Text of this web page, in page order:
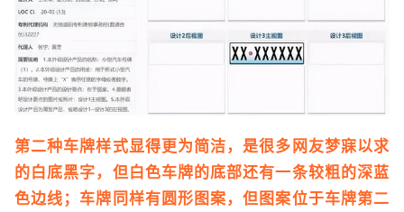
第二种车牌样式显得更为简洁，是很多网友梦寐以求
的白底黑字，但白色车牌的底部还有一条较粗的深蓝
色边线；车牌同样有圆形图案，但图案位于车牌第二